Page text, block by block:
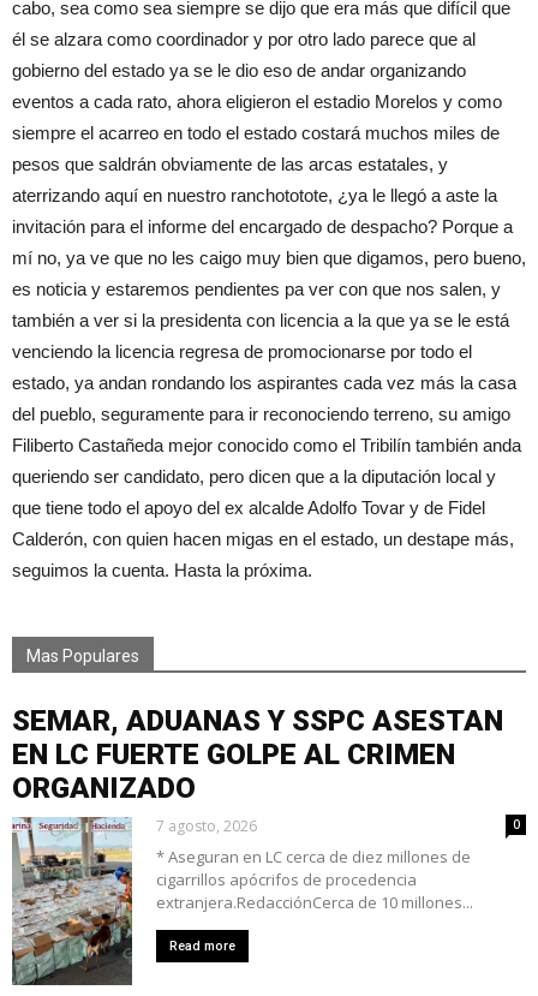
cabo, sea como sea siempre se dijo que era más que difícil que
él se alzara como coordinador y por otro lado parece que al
gobierno del estado ya se le dio eso de andar organizando
eventos a cada rato, ahora eligieron el estadio Morelos y como
siempre el acarreo en todo el estado costará muchos miles de
pesos que saldrán obviamente de las arcas estatales, y
aterrizando aquí en nuestro ranchototote, ¿ya le llegó a aste la
invitación para el informe del encargado de despacho? Porque a
mí no, ya ve que no les caigo muy bien que digamos, pero bueno,
es noticia y estaremos pendientes pa ver con que nos salen, y
también a ver si la presidenta con licencia a la que ya se le está
venciendo la licencia regresa de promocionarse por todo el
estado, ya andan rondando los aspirantes cada vez más la casa
del pueblo, seguramente para ir reconociendo terreno, su amigo
Filiberto Castañeda mejor conocido como el Tribilín también anda
queriendo ser candidato, pero dicen que a la diputación local y
que tiene todo el apoyo del ex alcalde Adolfo Tovar y de Fidel
Calderón, con quien hacen migas en el estado, un destape más,
seguimos la cuenta. Hasta la próxima.
Mas Populares
SEMAR, ADUANAS Y SSPC ASESTAN
EN LC FUERTE GOLPE AL CRIMEN
ORGANIZADO
7 agosto, 2026 0
* Aseguran en LC cerca de diez millones de
cigarrillos apócrifos de procedencia
extranjera.RedacciónCerca de 10 millones...
Read more